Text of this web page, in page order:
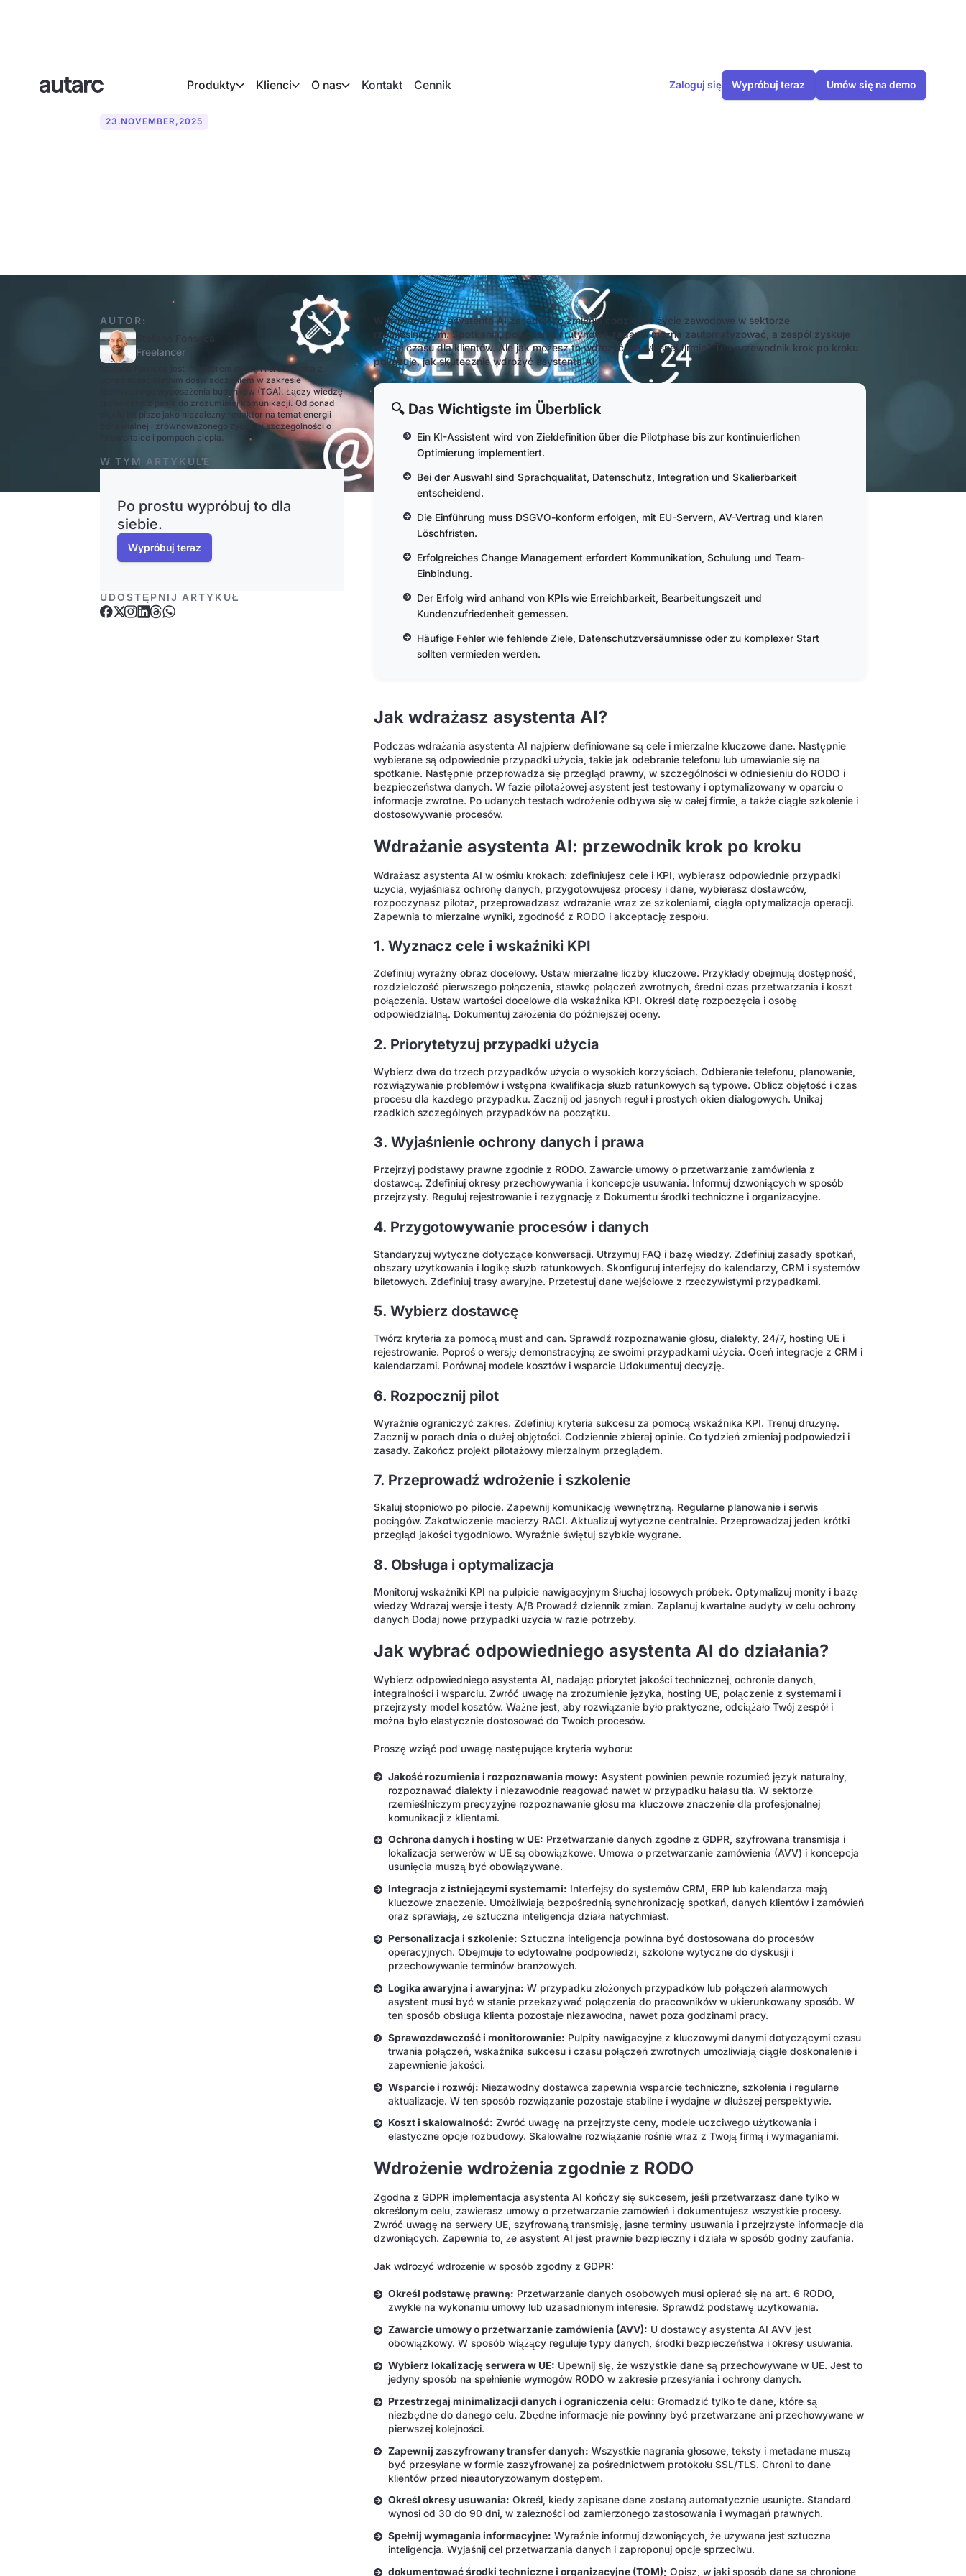
Produkty Klienci O nas Kontakt Cennik Zaloguj się Wypróbuj teraz Umów się na demo
23 .NOVEMBER,2025
AUTOR:
Stefano Fonseca
Freelancer
Stefano Fonseca jest inżynierem energii i środowiska z
ponad sześcioletnim doświadczeniem w zakresie
technicznego wyposażenia budynków (TGA). Łączy wiedzę
techniczną z pasją do zrozumiałej komunikacji. Od ponad
pięciu lat pisze jako niezależny redaktor na temat energii
odnawialnej i zrównoważonego życia, w szczególności o
fotowoltaice i pompach ciepła.
W TYM ARTYKULE
Po prostu wypróbuj to dla
siebie.
Wypróbuj teraz
UDOSTĘPNIJ ARTYKUŁ
Wprowadzenie asystenta AI zasadniczo zmienia codzienne życie zawodowe w sektorze
rzemieślniczym. Spotkania, połączenia i rutynowe zadania można zautomatyzować, a zespół zyskuje
więcej czasu dla klientów. Ale jak możesz to wdrożyć we własnej firmie? Ten przewodnik krok po kroku
pokazuje, jak skutecznie wdrożyć asystenta AI.
🔍 Das Wichtigste im Überblick
Ein KI-Assistent wird von Zieldefinition über die Pilotphase bis zur kontinuierlichen
Optimierung implementiert.
Bei der Auswahl sind Sprachqualität, Datenschutz, Integration und Skalierbarkeit
entscheidend.
Die Einführung muss DSGVO-konform erfolgen, mit EU-Servern, AV-Vertrag und klaren
Löschfristen.
Erfolgreiches Change Management erfordert Kommunikation, Schulung und Team-
Einbindung.
Der Erfolg wird anhand von KPIs wie Erreichbarkeit, Bearbeitungszeit und
Kundenzufriedenheit gemessen.
Häufige Fehler wie fehlende Ziele, Datenschutzversäumnisse oder zu komplexer Start
sollten vermieden werden.
Jak wdrażasz asystenta AI?
Podczas wdrażania asystenta AI najpierw definiowane są cele i mierzalne kluczowe dane. Następnie
wybierane są odpowiednie przypadki użycia, takie jak odebranie telefonu lub umawianie się na
spotkanie. Następnie przeprowadza się przegląd prawny, w szczególności w odniesieniu do RODO i
bezpieczeństwa danych. W fazie pilotażowej asystent jest testowany i optymalizowany w oparciu o
informacje zwrotne. Po udanych testach wdrożenie odbywa się w całej firmie, a także ciągłe szkolenie i
dostosowywanie procesów.
Wdrażanie asystenta AI: przewodnik krok po kroku
Wdrażasz asystenta AI w ośmiu krokach: zdefiniujesz cele i KPI, wybierasz odpowiednie przypadki
użycia, wyjaśniasz ochronę danych, przygotowujesz procesy i dane, wybierasz dostawców,
rozpoczynasz pilotaż, przeprowadzasz wdrażanie wraz ze szkoleniami, ciągła optymalizacja operacji.
Zapewnia to mierzalne wyniki, zgodność z RODO i akceptację zespołu.
1. Wyznacz cele i wskaźniki KPI
Zdefiniuj wyraźny obraz docelowy. Ustaw mierzalne liczby kluczowe. Przykłady obejmują dostępność,
rozdzielczość pierwszego połączenia, stawkę połączeń zwrotnych, średni czas przetwarzania i koszt
połączenia. Ustaw wartości docelowe dla wskaźnika KPI. Określ datę rozpoczęcia i osobę
odpowiedzialną. Dokumentuj założenia do późniejszej oceny.
2. Priorytetyzuj przypadki użycia
Wybierz dwa do trzech przypadków użycia o wysokich korzyściach. Odbieranie telefonu, planowanie,
rozwiązywanie problemów i wstępna kwalifikacja służb ratunkowych są typowe. Oblicz objętość i czas
procesu dla każdego przypadku. Zacznij od jasnych reguł i prostych okien dialogowych. Unikaj
rzadkich szczególnych przypadków na początku.
3. Wyjaśnienie ochrony danych i prawa
Przejrzyj podstawy prawne zgodnie z RODO. Zawarcie umowy o przetwarzanie zamówienia z
dostawcą. Zdefiniuj okresy przechowywania i koncepcje usuwania. Informuj dzwoniących w sposób
przejrzysty. Reguluj rejestrowanie i rezygnację z Dokumentu środki techniczne i organizacyjne.
4. Przygotowywanie procesów i danych
Standaryzuj wytyczne dotyczące konwersacji. Utrzymuj FAQ i bazę wiedzy. Zdefiniuj zasady spotkań,
obszary użytkowania i logikę służb ratunkowych. Skonfiguruj interfejsy do kalendarzy, CRM i systemów
biletowych. Zdefiniuj trasy awaryjne. Przetestuj dane wejściowe z rzeczywistymi przypadkami.
5. Wybierz dostawcę
Twórz kryteria za pomocą must and can. Sprawdź rozpoznawanie głosu, dialekty, 24/7, hosting UE i
rejestrowanie. Poproś o wersję demonstracyjną ze swoimi przypadkami użycia. Oceń integracje z CRM i
kalendarzami. Porównaj modele kosztów i wsparcie Udokumentuj decyzję.
6. Rozpocznij pilot
Wyraźnie ograniczyć zakres. Zdefiniuj kryteria sukcesu za pomocą wskaźnika KPI. Trenuj drużynę.
Zacznij w porach dnia o dużej objętości. Codziennie zbieraj opinie. Co tydzień zmieniaj podpowiedzi i
zasady. Zakończ projekt pilotażowy mierzalnym przeglądem.
7. Przeprowadź wdrożenie i szkolenie
Skaluj stopniowo po pilocie. Zapewnij komunikację wewnętrzną. Regularne planowanie i serwis
pociągów. Zakotwiczenie macierzy RACI. Aktualizuj wytyczne centralnie. Przeprowadzaj jeden krótki
przegląd jakości tygodniowo. Wyraźnie świętuj szybkie wygrane.
8. Obsługa i optymalizacja
Monitoruj wskaźniki KPI na pulpicie nawigacyjnym Słuchaj losowych próbek. Optymalizuj monity i bazę
wiedzy Wdrażaj wersje i testy A/B Prowadź dziennik zmian. Zaplanuj kwartalne audyty w celu ochrony
danych Dodaj nowe przypadki użycia w razie potrzeby.
Jak wybrać odpowiedniego asystenta AI do działania?
Wybierz odpowiedniego asystenta AI, nadając priorytet jakości technicznej, ochronie danych,
integralności i wsparciu. Zwróć uwagę na zrozumienie języka, hosting UE, połączenie z systemami i
przejrzysty model kosztów. Ważne jest, aby rozwiązanie było praktyczne, odciążało Twój zespół i
można było elastycznie dostosować do Twoich procesów.
Proszę wziąć pod uwagę następujące kryteria wyboru:
Jakość rozumienia i rozpoznawania mowy: Asystent powinien pewnie rozumieć język naturalny,
rozpoznawać dialekty i niezawodnie reagować nawet w przypadku hałasu tła. W sektorze
rzemieślniczym precyzyjne rozpoznawanie głosu ma kluczowe znaczenie dla profesjonalnej
komunikacji z klientami.
Ochrona danych i hosting w UE: Przetwarzanie danych zgodne z GDPR, szyfrowana transmisja i
lokalizacja serwerów w UE są obowiązkowe. Umowa o przetwarzanie zamówienia (AVV) i koncepcja
usunięcia muszą być obowiązywane.
Integracja z istniejącymi systemami: Interfejsy do systemów CRM, ERP lub kalendarza mają
kluczowe znaczenie. Umożliwiają bezpośrednią synchronizację spotkań, danych klientów i zamówień
oraz sprawiają, że sztuczna inteligencja działa natychmiast.
Personalizacja i szkolenie: Sztuczna inteligencja powinna być dostosowana do procesów
operacyjnych. Obejmuje to edytowalne podpowiedzi, szkolone wytyczne do dyskusji i
przechowywanie terminów branżowych.
Logika awaryjna i awaryjna: W przypadku złożonych przypadków lub połączeń alarmowych
asystent musi być w stanie przekazywać połączenia do pracowników w ukierunkowany sposób. W
ten sposób obsługa klienta pozostaje niezawodna, nawet poza godzinami pracy.
Sprawozdawczość i monitorowanie: Pulpity nawigacyjne z kluczowymi danymi dotyczącymi czasu
trwania połączeń, wskaźnika sukcesu i czasu połączeń zwrotnych umożliwiają ciągłe doskonalenie i
zapewnienie jakości.
Wsparcie i rozwój: Niezawodny dostawca zapewnia wsparcie techniczne, szkolenia i regularne
aktualizacje. W ten sposób rozwiązanie pozostaje stabilne i wydajne w dłuższej perspektywie.
Koszt i skalowalność: Zwróć uwagę na przejrzyste ceny, modele uczciwego użytkowania i
elastyczne opcje rozbudowy. Skalowalne rozwiązanie rośnie wraz z Twoją firmą i wymaganiami.
Wdrożenie wdrożenia zgodnie z RODO
Zgodna z GDPR implementacja asystenta AI kończy się sukcesem, jeśli przetwarzasz dane tylko w
określonym celu, zawierasz umowy o przetwarzanie zamówień i dokumentujesz wszystkie procesy.
Zwróć uwagę na serwery UE, szyfrowaną transmisję, jasne terminy usuwania i przejrzyste informacje dla
dzwoniących. Zapewnia to, że asystent AI jest prawnie bezpieczny i działa w sposób godny zaufania.
Jak wdrożyć wdrożenie w sposób zgodny z GDPR:
Określ podstawę prawną: Przetwarzanie danych osobowych musi opierać się na art. 6 RODO,
zwykle na wykonaniu umowy lub uzasadnionym interesie. Sprawdź podstawę użytkowania.
Zawarcie umowy o przetwarzanie zamówienia (AVV): U dostawcy asystenta AI AVV jest
obowiązkowy. W sposób wiążący reguluje typy danych, środki bezpieczeństwa i okresy usuwania.
Wybierz lokalizację serwera w UE: Upewnij się, że wszystkie dane są przechowywane w UE. Jest to
jedyny sposób na spełnienie wymogów RODO w zakresie przesyłania i ochrony danych.
Przestrzegaj minimalizacji danych i ograniczenia celu: Gromadzić tylko te dane, które są
niezbędne do danego celu. Zbędne informacje nie powinny być przetwarzane ani przechowywane w
pierwszej kolejności.
Zapewnij zaszyfrowany transfer danych: Wszystkie nagrania głosowe, teksty i metadane muszą
być przesyłane w formie zaszyfrowanej za pośrednictwem protokołu SSL/TLS. Chroni to dane
klientów przed nieautoryzowanym dostępem.
Określ okresy usuwania: Określ, kiedy zapisane dane zostaną automatycznie usunięte. Standard
wynosi od 30 do 90 dni, w zależności od zamierzonego zastosowania i wymagań prawnych.
Spełnij wymagania informacyjne: Wyraźnie informuj dzwoniących, że używana jest sztuczna
inteligencja. Wyjaśnij cel przetwarzania danych i zaproponuj opcje sprzeciwu.
dokumentować środki techniczne i organizacyjne (TOM); Opisz, w jaki sposób dane są chronione